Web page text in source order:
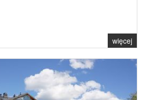
więcej
Next